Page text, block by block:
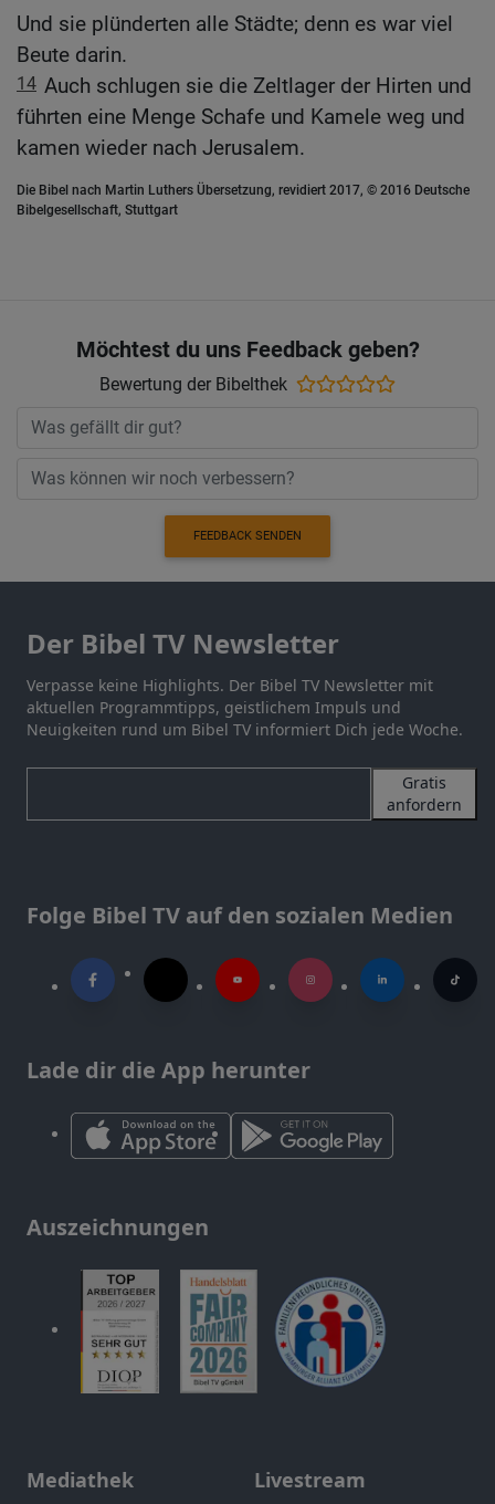
Und sie plünderten alle Städte; denn es war viel
Beute darin.
14 Auch schlugen sie die Zeltlager der Hirten und
führten eine Menge Schafe und Kamele weg und
kamen wieder nach Jerusalem.
Die Bibel nach Martin Luthers Übersetzung, revidiert 2017, © 2016 Deutsche
Bibelgesellschaft, Stuttgart
Möchtest du uns Feedback geben?
Bewertung der Bibelthek
FEEDBACK SENDEN
Der Bibel TV Newsletter
Verpasse keine Highlights. Der Bibel TV Newsletter mit
aktuellen Programmtipps, geistlichem Impuls und
Neuigkeiten rund um Bibel TV informiert Dich jede Woche.
Gratis
anfordern
Folge Bibel TV auf den sozialen Medien
Lade dir die App herunter
Auszeichnungen
Mediathek Livestream